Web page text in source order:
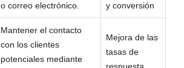
o correo electrónico.
y conversión
Mantener el contacto
con los clientes
potenciales mediante
Mejora de las
tasas de